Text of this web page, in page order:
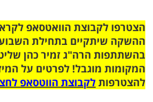
ההשקה שיתקיים בתחילת
בהשתתפות הרה"ג זמיר כהן
המקומות מוגבל! לפרטים על
להצטרפותלקבוצת הווטסאפ